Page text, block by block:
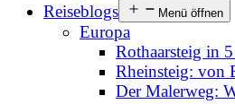
Reiseblogs
Menü öffnen
Europa
Rothaarsteig in
Rheinsteig: von
Der Malerweg: